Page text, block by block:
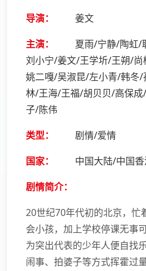
导演：
姜文
主演：
夏雨/宁静/陶虹/
刘小宁/姜文/王学圻/王朔/
姚二嘎/吴淑昆/左小青/韩冬
林/王海/王福/胡贝贝/高保
子/陈伟
类型：
剧情/爱情
国家：
中国大陆/中国
剧情简介：
20世纪70年代初的北京，忙
会小孩，加上学校停课无事
为突出代表的少年人便自找
闹事、拍婆子等方式挥霍过